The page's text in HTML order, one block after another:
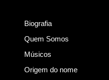
Biografia
Quem Somos
Músicos
Origem do nome